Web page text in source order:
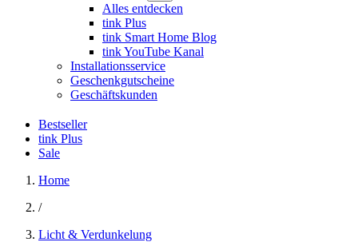
Alles entdecken
tink Plus
tink Smart Home Blog
tink YouTube Kanal
Installationsservice
Geschenkgutscheine
Geschäftskunden
Bestseller
tink Plus
Sale
Home
/
Licht & Verdunkelung